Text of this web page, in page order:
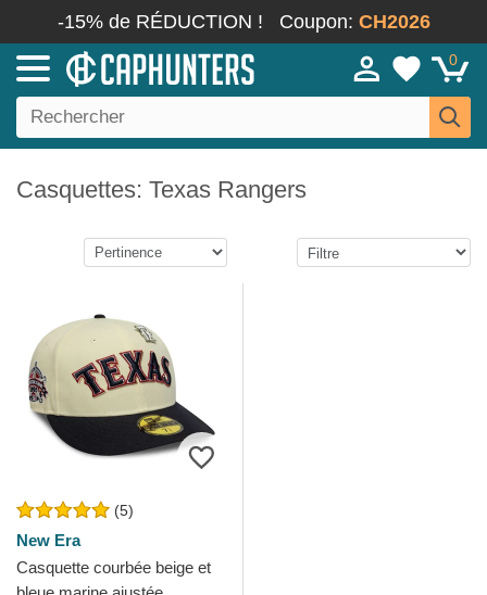
-15% de RÉDUCTION ! Coupon: CH2026
0
Casquettes: Texas Rangers
(5)
New Era
Casquette courbée beige et